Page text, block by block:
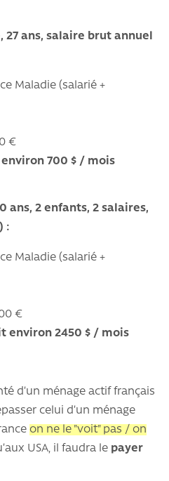
ans, salaire brut annuel
Maladie (salarié +
€
700 $ / mois
ans, 2 enfants, 2 salaires,
:
Maladie (salarié +
€
environ 2450 $ / mois
d’un ménage actif français
celui d’un ménage
on ne le "voit" pas / on
USA, il faudra le payer